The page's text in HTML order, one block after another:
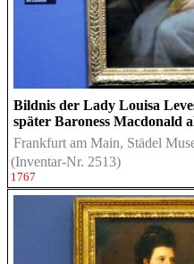
Bildnis der Lady Louisa
später Baroness Macdonald
Frankfurt am Main, Städel
(Inventar-Nr. 2513)
1767